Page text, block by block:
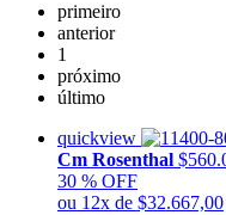
primeiro
anterior
1
próximo
último
quickview
Cm Rosenthal
30 % OFF
ou 12x de $32.667,00